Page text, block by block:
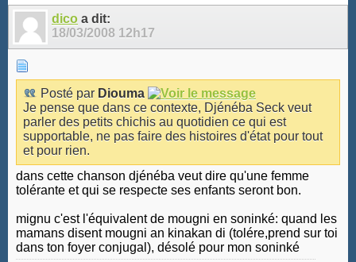
dico a dit:
18/03/2008 12h17
Posté par Diouma
Je pense que dans ce contexte, Djénéba Seck veut
parler des petits chichis au quotidien ce qui est
supportable, ne pas faire des histoires d'état pour tout
et pour rien.
dans cette chanson djénéba veut dire qu'une femme
tolérante et qui se respecte ses enfants seront bon.
mignu c'est l'équivalent de mougni en soninké: quand les
mamans disent mougni an kinakan di (tolére,prend sur toi
dans ton foyer conjugal), désolé pour mon soninké